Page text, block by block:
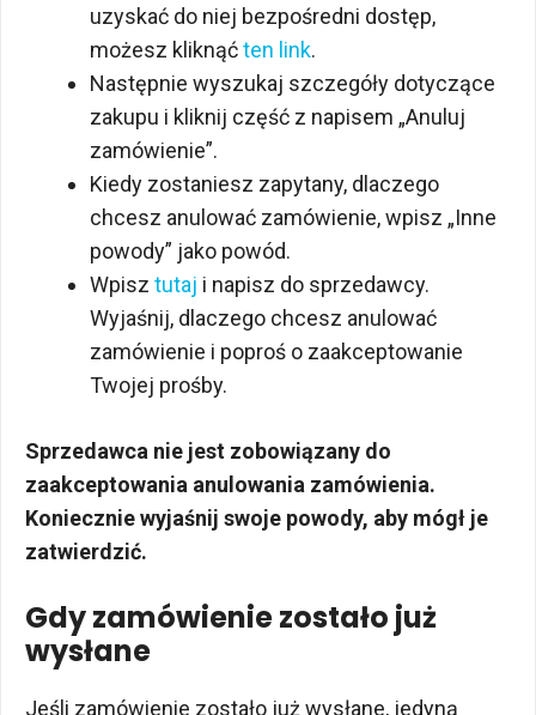
uzyskać do niej bezpośredni dostęp,
możesz kliknąćten link.
Następnie wyszukaj szczegóły dotyczące
zakupu i kliknij część z napisem „Anuluj
zamówienie”.
Kiedy zostaniesz zapytany, dlaczego
chcesz anulować zamówienie, wpisz „Inne
powody” jako powód.
Wpisz tutaj i napisz do sprzedawcy.
Wyjaśnij, dlaczego chcesz anulować
zamówienie i poproś o zaakceptowanie
Twojej prośby.
Sprzedawca nie jest zobowiązany do
zaakceptowania anulowania zamówienia.
Koniecznie wyjaśnij swoje powody, aby mógł je
zatwierdzić.
Gdy zamówienie zostało już
wysłane
Jeśli zamówienie zostało już wysłane, jedyną